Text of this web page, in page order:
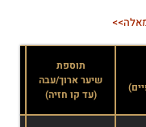
תוספת
שיער ארוך/עבה
(עד קו חזיה)